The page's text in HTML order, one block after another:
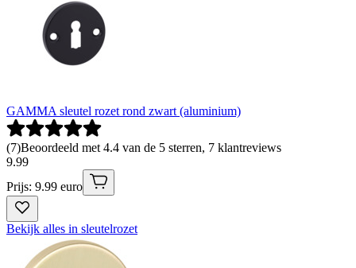
GAMMA sleutel rozet rond zwart (aluminium)
(7)Beoordeeld met 4.4 van de 5 sterren, 7 klantreviews
9.99
Prijs: 9.99 euro
Bekijk alles in sleutelrozet